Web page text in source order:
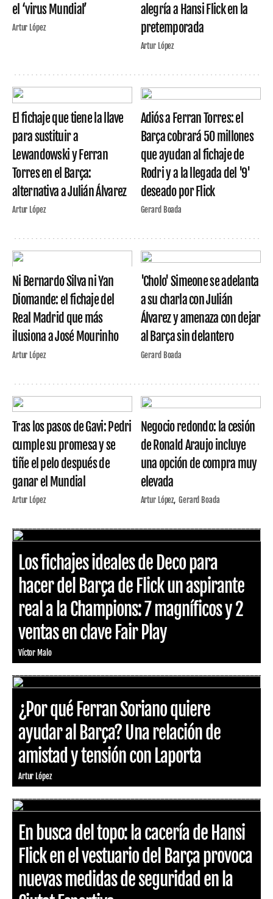
el ‘virus Mundial’
Artur López
alegría a Hansi Flick en la
pretemporada
Artur López
El fichaje que tiene la llave
para sustituir a
Lewandowski y Ferran
Torres en el Barça:
alternativa a Julián Álvarez
Artur López
Adiós a Ferran Torres: el
Barça cobrará 50 millones
que ayudan al fichaje de
Rodri y a la llegada del '9'
deseado por Flick
Gerard Boada
Ni Bernardo Silva ni Yan
Diomande: el fichaje del
Real Madrid que más
ilusiona a José Mourinho
Artur López
'Cholo' Simeone se adelanta
a su charla con Julián
Álvarez y amenaza con dejar
al Barça sin delantero
Gerard Boada
Tras los pasos de Gavi: Pedri
cumple su promesa y se
tiñe el pelo después de
ganar el Mundial
Artur López
Negocio redondo: la cesión
de Ronald Araujo incluye
una opción de compra muy
elevada
Artur López Gerard Boada
Los fichajes ideales de Deco para
hacer del Barça de Flick un aspirante
real a la Champions: 7 magníficos y 2
ventas en clave Fair Play
Víctor Malo
¿Por qué Ferran Soriano quiere
ayudar al Barça? Una relación de
amistad y tensión con Laporta
Artur López
En busca del topo: la cacería de Hansi
Flick en el vestuario del Barça provoca
nuevas medidas de seguridad en la